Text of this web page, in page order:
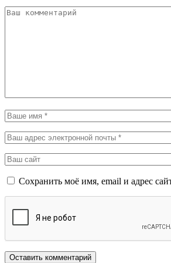
Сохранить моё имя, email и адрес